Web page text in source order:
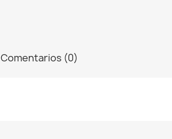
Comentarios (0)